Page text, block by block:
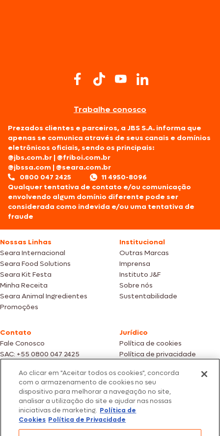
Trabalhe conosco
Prezados clientes e parceiros, a JBS S.A. informa que
apenas se comunica através de seus canais e domínios
eletrônicos oficiais, sendo os principais:
@jbs.com.br |@friboi.com.br
@jbssa.com |@seara.com.br
0800 047 2425
11 4950-8096
Qualquer tentativa de contato e/ou comunicação
envolvendo algum domínio diferente pode ser
considerada como indevida e/ou uma tentativa de
fraude
Nossas Linhas
Seara Internacional
Seara Food Solutions
Seara Kit Festa
Minha Receita
Seara Animal Ingredientes
Promoções
Institucional
Outras Marcas
Imprensa
Instituto J&F
Sobre nós
Sustentabilidade
Contato
Fale Conosco
SAC: +55 0800 047 2425
Jurídico
Política de cookies
Política de privacidade
Fotos meramente ilustrativas | Ofertas válidas enquanto durarem os
estoques dos nossos parceiros | Vendas sujeitas a análise e confirmação
de dados.
Os preços, promoções e condições de pagamento são válidos
exclusivamente para compras efetuadas em nossos parceiros.
Todos os produtos estão sujeitos a disponibilidade de estoque.
Ao clicar em "Aceitar todos os cookies", concorda
com o armazenamento de cookies no seu
dispositivo para melhorar a navegação no site,
analisar a utilização do site e ajudar nas nossas
iniciativas de marketing. Política de
Cookies Política de Privacidade